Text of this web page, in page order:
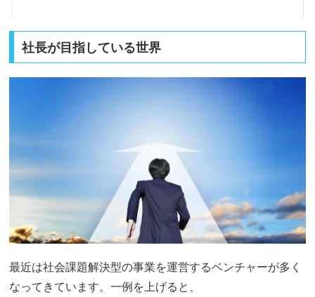
社長が目指している世界
最近は社会課題解決型の事業を運営するベンチャーが多く
なってきています。一例を上げると、